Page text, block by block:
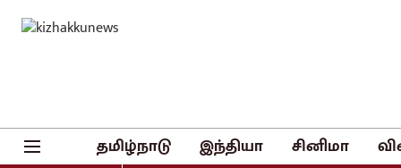
தமிழ்நாடு இந்தியா சினிமா